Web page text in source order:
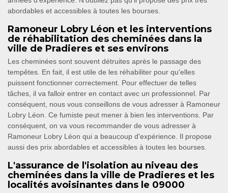
abordables et accessibles à toutes les bourses.
Ramoneur Lobry Léon et les interventions
de réhabilitation des cheminées dans la
ville de Pradieres et ses environs
Les cheminées sont souvent détruites après le passage des
tempêtes. En fait, il est utile de les réhabiliter pour qu'elles
puissent fonctionner correctement. Pour effectuer de telles
tâches, il va falloir entrer en contact avec un professionnel. Par
conséquent, nous vous conseillons de vous adresser à Ramoneur
Lobry Léon. Ce fumiste peut mener à bien les interventions. Par
conséquent, on va vous recommander de vous adresser à
Ramoneur Lobry Léon qui a beaucoup d'expérience. Il propose
aussi des prix abordables et accessibles à toutes les bourses.
L'assurance de l'isolation au niveau des
cheminées dans la ville de Pradieres et les
localités avoisinantes dans le 09000